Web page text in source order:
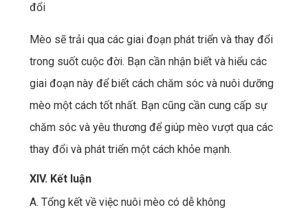
đổi
Mèo sẽ trải qua các giai đoạn phát triển và thay đổi
trong suốt cuộc đời. Bạn cần nhận biết và hiểu các
giai đoạn này để biết cách chăm sóc và nuôi dưỡng
mèo một cách tốt nhất. Bạn cũng cần cung cấp sự
chăm sóc và yêu thương để giúp mèo vượt qua các
thay đổi và phát triển một cách khỏe mạnh.
XIV. Kết luận
A. Tổng kết về việc nuôi mèo có dễ không